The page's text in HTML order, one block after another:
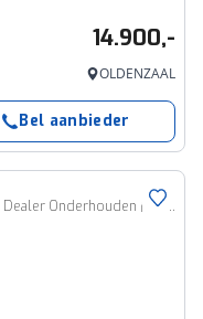
14.900,-
OLDENZAAL
Bel aanbieder
F-TYPE 3.0 V6 S Convertible | 2e eigenaar | Dealer Onderhouden | Origineel Nederlands geleverd | Performance Seats | Memory Seat Pack